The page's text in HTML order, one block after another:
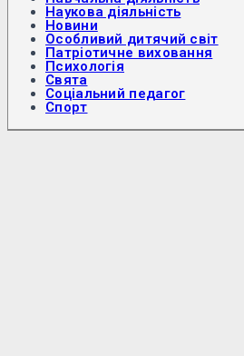
Наукова діяльність
Новини
Особливий дитячий світ
Патріотичне виховання
Психологія
Свята
Соціальний педагог
Спорт